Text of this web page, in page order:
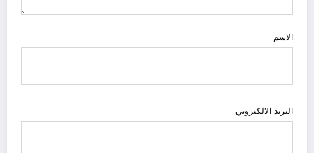
الاسم
البريد الالكتروني